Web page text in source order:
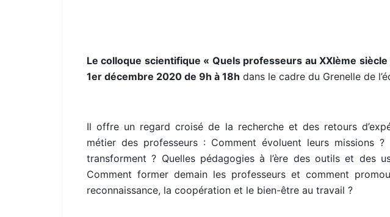
Le colloque scientifique « Quels professeurs au XXIème siècle
1er décembre 2020 de 9h à 18h dans le cadre du Grenelle de
Il offre un regard croisé de la recherche et des retours
métier des professeurs : Comment évoluent leurs missions ?
transforment ? Quelles pédagogies à l’ère des outils et des
Comment former demain les professeurs et comment
reconnaissance, la coopération et le bien-être au travail ?